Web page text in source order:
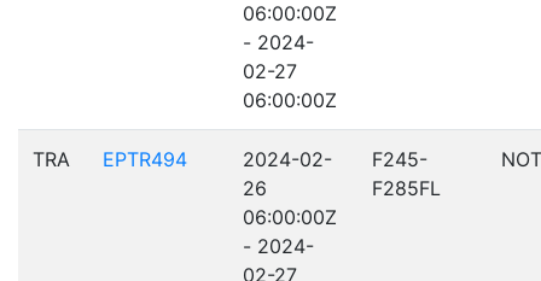
06:00:00Z
- 2024-
02-27
06:00:00Z
TRA EPTR494
2024-02-
26
06:00:00Z
- 2024-
02-27
F245-
F285FL